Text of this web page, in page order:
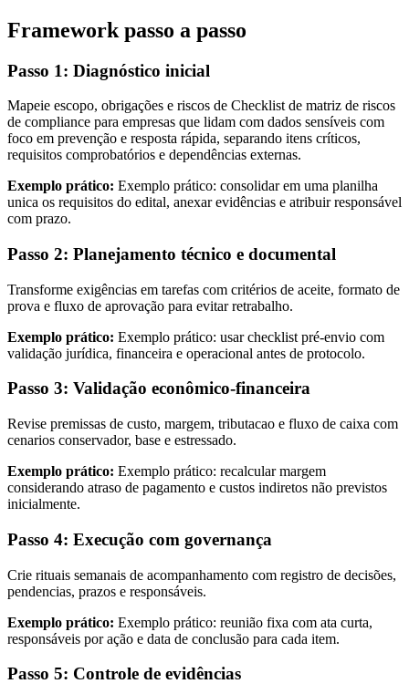
Framework passo a passo
Passo 1: Diagnóstico inicial
Mapeie escopo, obrigações e riscos de Checklist de matriz de riscos
de compliance para empresas que lidam com dados sensíveis com
foco em prevenção e resposta rápida, separando itens críticos,
requisitos comprobatórios e dependências externas.
Exemplo prático: Exemplo prático: consolidar em uma planilha
unica os requisitos do edital, anexar evidências e atribuir responsável
com prazo.
Passo 2: Planejamento técnico e documental
Transforme exigências em tarefas com critérios de aceite, formato de
prova e fluxo de aprovação para evitar retrabalho.
Exemplo prático: Exemplo prático: usar checklist pré-envio com
validação jurídica, financeira e operacional antes de protocolo.
Passo 3: Validação econômico-financeira
Revise premissas de custo, margem, tributacao e fluxo de caixa com
cenarios conservador, base e estressado.
Exemplo prático: Exemplo prático: recalcular margem
considerando atraso de pagamento e custos indiretos não previstos
inicialmente.
Passo 4: Execução com governança
Crie rituais semanais de acompanhamento com registro de decisões,
pendencias, prazos e responsáveis.
Exemplo prático: Exemplo prático: reunião fixa com ata curta,
responsáveis por ação e data de conclusão para cada item.
Passo 5: Controle de evidências